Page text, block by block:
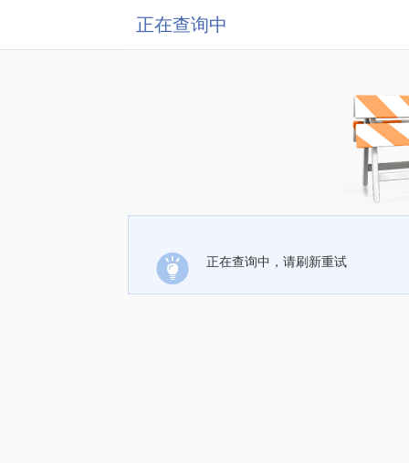
正在查询中
正在查询中，请刷新重试